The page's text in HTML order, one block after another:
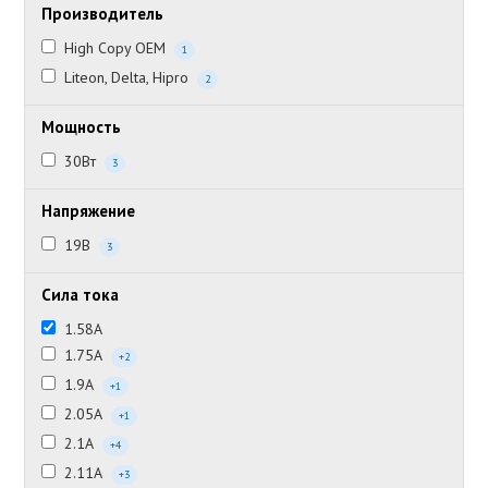
Производитель
High Copy OEM 1
Liteon, Delta, Hipro 2
Мощность
30Вт 3
Напряжение
19В 3
Сила тока
1.58А
1.75А
+2
1.9А +1
2.05А +1
2.1А +4
2.11А +3